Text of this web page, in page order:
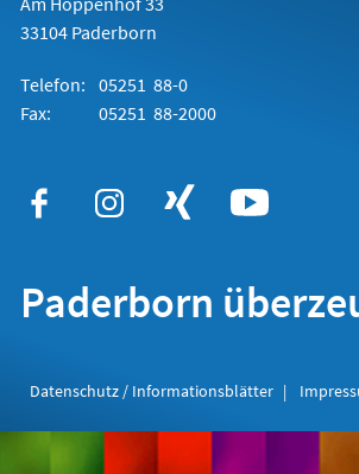
33104 Paderborn
Telefon: 05251 88-0
Fax:
05251 88-2000
Paderborn
Datenschutz / Informationsblätter